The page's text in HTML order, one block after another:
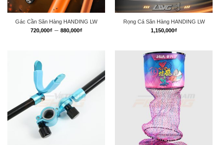
Gác Cần Săn Hàng HANDING LW
720,000₫ – 880,000₫Khoảng
Rọng Cá Săn Hàng HANDING LW
1,150,000₫